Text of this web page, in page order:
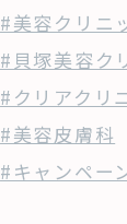
#美容クリニ
#貝塚美容ク
#クリアクリ
#美容皮膚科
#キャンペー